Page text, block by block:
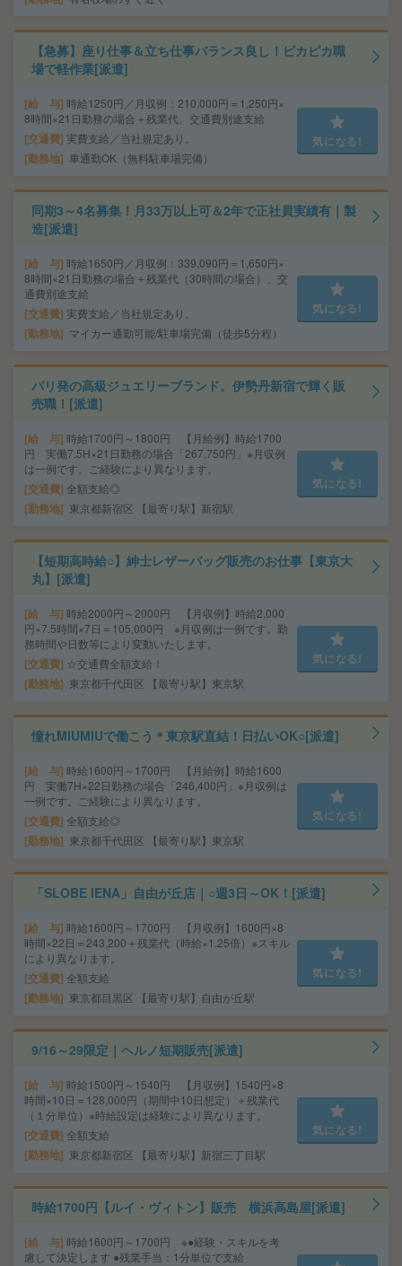
【急募】座り仕事＆立ち仕事バランス良し！ピカピカ職
場で軽作業[派遣]
給 与 時給1250円／月収例：210,000円＝1,250円×
8時間×21日勤務の場合＋残業代、交通費別途支給
交通費 実費支給／当社規定あり。
勤務地 車通勤OK（無料駐車場完備）
気になる!
同期3～4名募集！月33万以上可＆2年で正社員実績有｜製
造[派遣]
給 与 時給1650円／月収例：339,090円＝1,650円×
8時間×21日勤務の場合＋残業代（30時間の場合）、交
通費別途支給
交通費 実費支給／当社規定あり。
勤務地 マイカー通勤可能/駐車場完備（徒歩5分程）
気になる!
パリ発の高級ジュエリーブランド。伊勢丹新宿で輝く販
売職！[派遣]
給 与 時給1700円～1800円 【月給例】時給1700
円 実働7.5H×21日勤務の場合「267,750円」※月収例
は一例です。ご経験により異なります。
交通費 全額支給◎
勤務地 東京都新宿区 【最寄り駅】新宿駅
気になる!
【短期高時給○】紳士レザーバッグ販売のお仕事【東京大
丸】[派遣]
給 与 時給2000円～2000円 【月収例】時給2,000
円×7.5時間×7日＝105,000円 ※月収例は一例です。勤
務時間や日数等により変動いたします。
交通費 ☆交通費全額支給！
勤務地 東京都千代田区 【最寄り駅】東京駅
気になる!
憧れMIUMIUで働こう＊東京駅直結！日払いOK○[派遣]
給 与 時給1600円～1700円 【月給例】時給1600
円 実働7H×22日勤務の場合「246,400円」※月収例は
一例です。ご経験により異なります。
交通費 全額支給◎
勤務地 東京都千代田区 【最寄り駅】東京駅
気になる!
「SLOBE IENA」自由が丘店｜○週3日～OK！[派遣]
給 与 時給1600円～1700円 【月収例】1600円×8
時間×22日＝243,200＋残業代（時給×1.25倍）※スキル
により異なります。
交通費 全額支給
勤務地 東京都目黒区 【最寄り駅】自由が丘駅
気になる!
9/16～29限定｜ヘルノ短期販売[派遣]
給 与 時給1500円～1540円 【月収例】1540円×8
時間×10日＝128,000円（期間中10日想定）＋残業代
（１分単位）※時給設定は経験により異なります。
交通費 全額支給
勤務地 東京都新宿区 【最寄り駅】新宿三丁目駅
気になる!
時給1700円【ルイ・ヴィトン】販売 横浜高島屋[派遣]
給 与 時給1600円～1700円 ※●経験・スキルを考
慮して決定します ●残業手当：1分単位で支給